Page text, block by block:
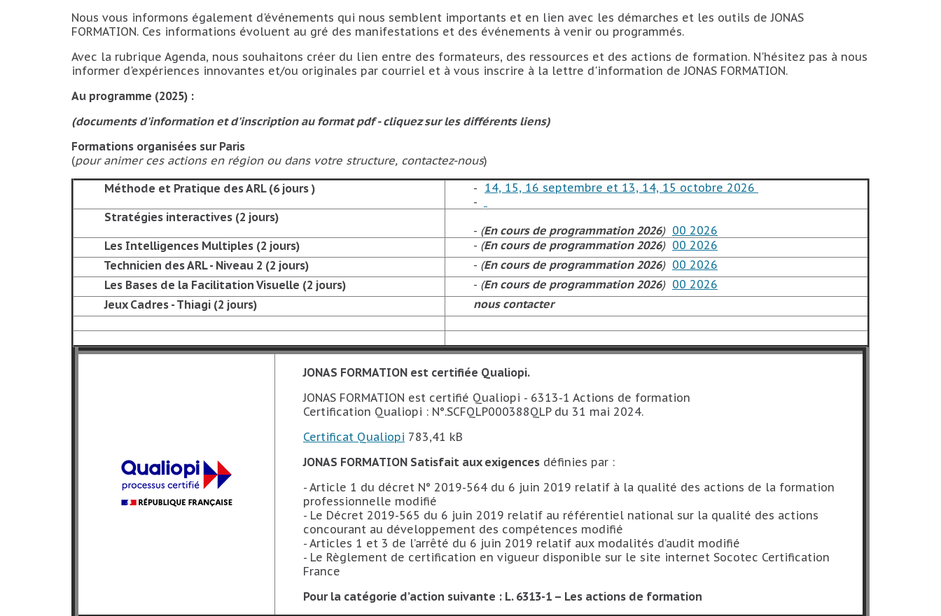
Nous vous informons également d'événements qui nous semblent importants et en lien avec les démarches et les outils de JONAS
FORMATION. Ces informations évoluent au gré des manifestations et des événements à venir ou programmés.
Avec la rubrique Agenda, nous souhaitons créer du lien entre des formateurs, des ressources et des actions de formation. N'hésitez pas à nous
informer d'expériences innovantes et/ou originales par courriel et à vous inscrire à la lettre d'information de JONAS FORMATION.
Au programme (2025) :
(documents d'information et d'inscription au format pdf - cliquez sur les différents liens)
Formations organisées sur Paris
(pour animer ces actions en région ou dans votre structure, contactez-nous)
 Méthode et Pratique des ARL (6 jours )
- 14, 15, 16 septembre et 13, 14, 15 octobre 2026
-
 Stratégies interactives (2 jours)
- (En cours de programmation 2026) 00 2026
 Les Intelligences Multiples (2 jours) - (En cours de programmation 2026) 00 2026
 Technicien des ARL - Niveau 2 (2 jours) - (En cours de programmation 2026) 00 2026
 Les Bases de la Facilitation Visuelle (2 jours) - (En cours de programmation 2026) 00 2026
Jeux Cadres - Thiagi (2 jours) nous contacter
JONAS FORMATION est certifiée Qualiopi.
JONAS FORMATION est certifié Qualiopi - 6313-1 Actions de formation
Certification Qualiopi : N°.SCFQLP000388QLP du 31 mai 2024.
Certificat Qualiopi 783,41 kB
JONAS FORMATION Satisfait aux exigences définies par :
- Article 1 du décret N° 2019-564 du 6 juin 2019 relatif à la qualité des actions de la formation
professionnelle modifié
- Le Décret 2019-565 du 6 juin 2019 relatif au référentiel national sur la qualité des actions
concourant au développement des compétences modifié
- Articles 1 et 3 de l’arrêté du 6 juin 2019 relatif aux modalités d’audit modifié
- Le Règlement de certification en vigueur disponible sur le site internet Socotec Certification
France
Pour la catégorie d’action suivante : L. 6313-1 – Les actions de formation